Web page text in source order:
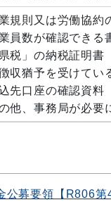
規則又は労働協約
業員数が確認できる
税」の納税証明書
収猶予を受けてい
先口座の確認資料
の他、事務局が必要
公募要領【R806